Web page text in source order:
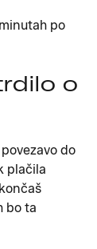
po
o
do
plačila
bo ta